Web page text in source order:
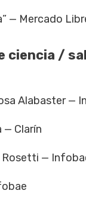
— Mercado
ciencia /
Alabaster —
— Clarín
Rosetti —